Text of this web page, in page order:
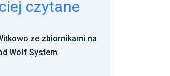
czytane
ze zbiornikami na
Wolf System